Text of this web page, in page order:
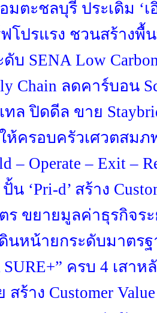
มตะชลบุรี ประเดิม ‘เ
ฟโปรแรง ชวนสร้าง
ดับ SENA Low
Chain ลดคาร์บอน
ทล ปิดดีล ขาย
ห้ครอบครัวเศวตสม
– Operate – Exit –
น ‘Pri-d’ สร้าง
ขยายมูลค่าธุรกิจระ
นหน้ายกระดับมาตร
ครบ 4 เสา
สร้าง Customer